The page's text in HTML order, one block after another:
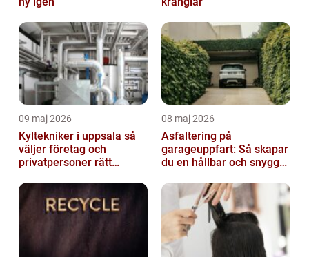
09 maj 2026
Kyltekniker i uppsala så
väljer företag och
privatpersoner rätt
08 maj 2026
Asfaltering på
garageuppfart: Så skapar
du en hållbar och snygg